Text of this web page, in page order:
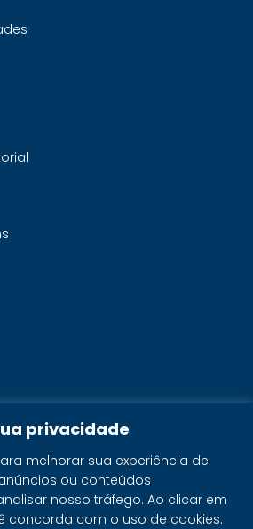
privacidade
melhorar sua experiência de
ou conteúdos
nosso tráfego. Ao clicar em
concorda com o uso de cookies.